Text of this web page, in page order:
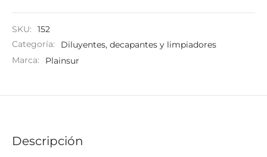
SKU:
152
Categoría:
Diluyentes, decapantes y limpiadores
Marca:
Plainsur
Descripción